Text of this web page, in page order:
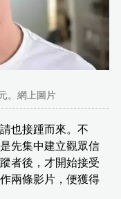
。網上圖片
也接踵而來。不
先集中建立觀眾信
者後，才開始接受
兩條影片，便獲得